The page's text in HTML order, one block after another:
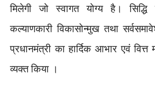
मिलेगी जो स्वागत योग्य है।
कल्याणकारी विकासोन्मुख तथा
प्रधानमंत्री का हार्दिक आभार एवं वित्त
व्यक्त किया ।